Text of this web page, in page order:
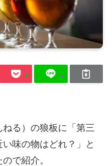
る）の狼板に「第三
味の物はどれ？」と
で紹介。